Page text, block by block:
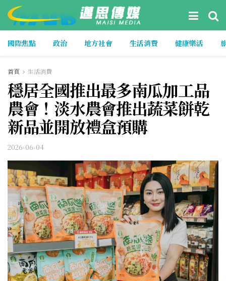
國際焦點 政治 地方社會 生活消費 健康樂活
首頁 生活消費
穩居全國推出最多南瓜加工品
農會！淡水農會推出蔬菜餅乾
新品並開放禮盒預購
2026-06-04